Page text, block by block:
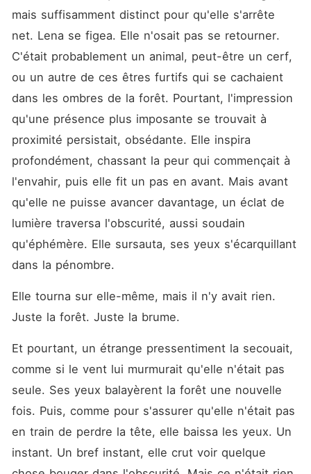
mais suffisamment distinct pour qu'elle s'arrête
net. Lena se figea. Elle n'osait pas se retourner.
C'était probablement un animal, peut-être un cerf,
ou un autre de ces êtres furtifs qui se cachaient
dans les ombres de la forêt. Pourtant, l'impression
qu'une présence plus imposante se trouvait à
proximité persistait, obsédante. Elle inspira
profondément, chassant la peur qui commençait à
l'envahir, puis elle fit un pas en avant. Mais avant
qu'elle ne puisse avancer davantage, un éclat de
lumière traversa l'obscurité, aussi soudain
qu'éphémère. Elle sursauta, ses yeux s'écarquillant
dans la pénombre.
Elle tourna sur elle-même, mais il n'y avait rien.
Juste la forêt. Juste la brume.
Et pourtant, un étrange pressentiment la secouait,
comme si le vent lui murmurait qu'elle n'était pas
seule. Ses yeux balayèrent la forêt une nouvelle
fois. Puis, comme pour s'assurer qu'elle n'était pas
en train de perdre la tête, elle baissa les yeux. Un
instant. Un bref instant, elle crut voir quelque